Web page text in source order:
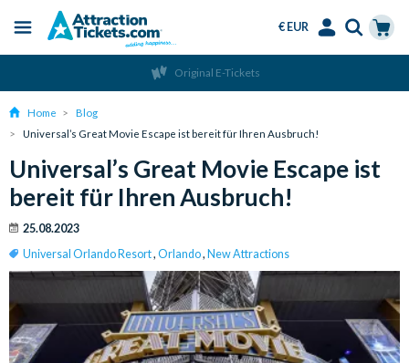
content
Menu
€ EUR
Original E-Tickets
Home
Blog
Universal’s Great Movie Escape ist bereit für Ihren Ausbruch!
Universal’s Great Movie Escape ist
bereit für Ihren Ausbruch!
25.08.2023
Universal Orlando Resort, Orlando, New Attractions